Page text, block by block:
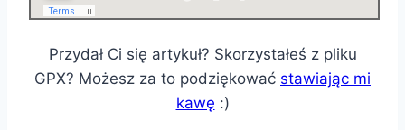
Przydał Ci się artykuł? Skorzystałeś z pliku
GPX? Możesz za to podziękować stawiając mi
kawę :)